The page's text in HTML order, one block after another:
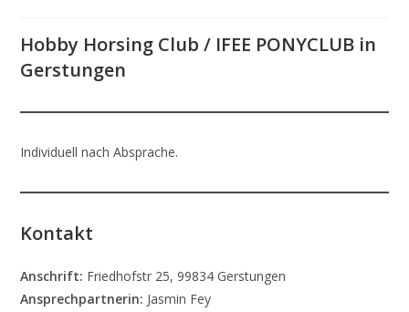
Hobby Horsing Club / IFEE PONYCLUB in
Gerstungen
Individuell nach Absprache.
Kontakt
Anschrift: Friedhofstr 25, 99834 Gerstungen
Ansprechpartnerin: Jasmin Fey